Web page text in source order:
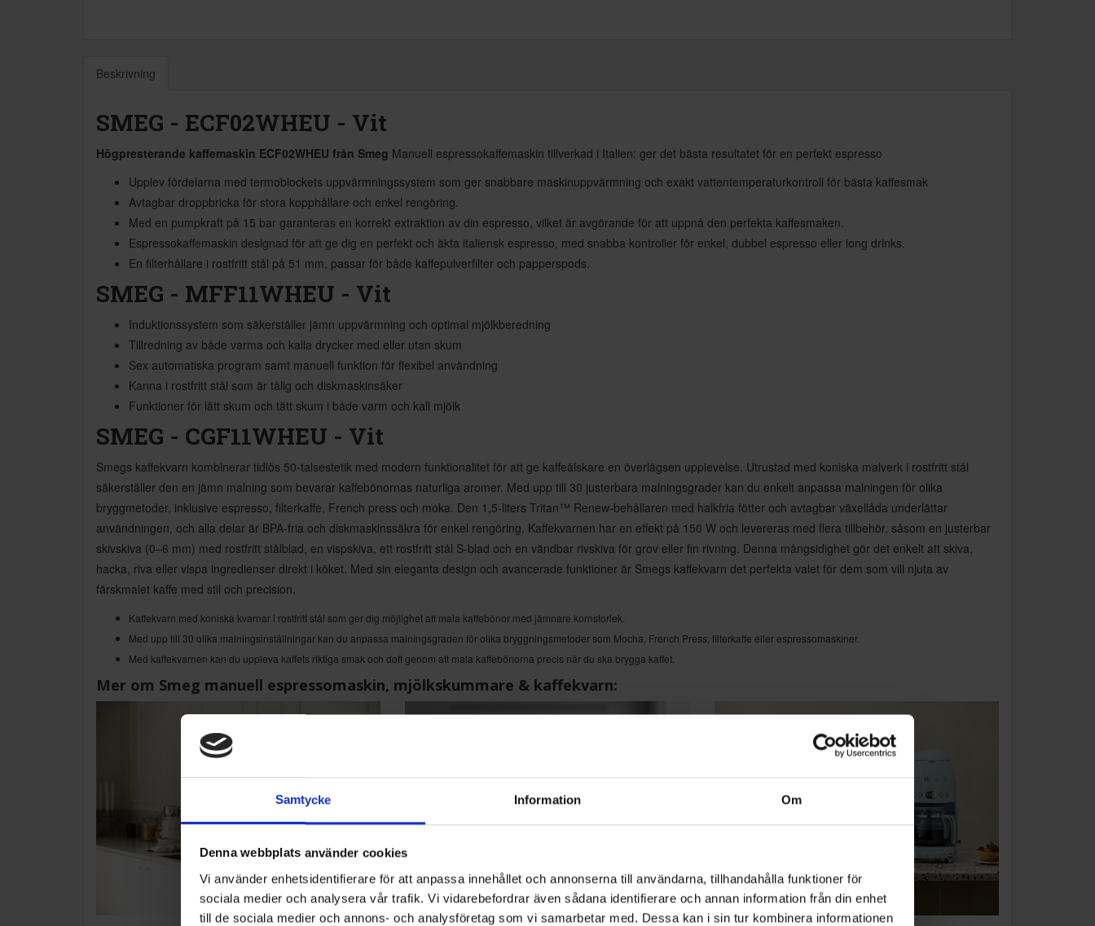
Samtycke Information Om
Denna webbplats använder cookies
Vi använder enhetsidentifierare för att anpassa innehållet och annonserna till användarna, tillhandahålla funktioner för
sociala medier och analysera vår trafik. Vi vidarebefordrar även sådana identifierare och annan information från din enhet
till de sociala medier och annons- och analysföretag som vi samarbetar med. Dessa kan i sin tur kombinera informationen
Beskrivning
SMEG - ECF02WHEU - Vit
Högpresterande kaffemaskin ECF02WHEU från Smeg Manuell espressokaffemaskin tillverkad i Italien: ger det bästa resultatet för en perfekt espresso
Upplev fördelarna med termoblockets uppvärmningssystem som ger snabbare maskinuppvärmning och exakt vattentemperaturkontroll för bästa kaffesmak
Avtagbar droppbricka för stora kopphållare och enkel rengöring.
Med en pumpkraft på 15 bar garanteras en korrekt extraktion av din espresso, vilket är avgörande för att uppnå den perfekta kaffesmaken.
Espressokaffemaskin designad för att ge dig en perfekt och äkta italiensk espresso, med snabba kontroller för enkel, dubbel espresso eller long drinks.
En filterhållare i rostfritt stål på 51 mm, passar för både kaffepulverfilter och papperspods.
SMEG - MFF11WHEU - Vit
Induktionssystem som säkerställer jämn uppvärmning och optimal mjölkberedning
Tillredning av både varma och kalla drycker med eller utan skum
Sex automatiska program samt manuell funktion för flexibel användning
Kanna i rostfritt stål som är tålig och diskmaskinsäker
Funktioner för lätt skum och tätt skum i både varm och kall mjölk
SMEG - CGF11WHEU - Vit
Smegs kaffekvarn kombinerar tidlös 50-talsestetik med modern funktionalitet för att ge kaffeälskare en överlägsen upplevelse. Utrustad med koniska malverk i rostfritt stål
säkerställer den en jämn malning som bevarar kaffebönornas naturliga aromer. Med upp till 30 justerbara malningsgrader kan du enkelt anpassa malningen för olika
bryggmetoder, inklusive espresso, filterkaffe, French press och moka. Den 1,5-liters Tritan™ Renew-behållaren med halkfria fötter och avtagbar växellåda underlättar
användningen, och alla delar är BPA-fria och diskmaskinssäkra för enkel rengöring. Kaffekvarnen har en effekt på 150 W och levereras med flera tillbehör, såsom en justerbar
skivskiva (0–6 mm) med rostfritt stålblad, en vispskiva, ett rostfritt stål S-blad och en vändbar rivskiva för grov eller fin rivning. Denna mångsidighet gör det enkelt att skiva,
hacka, riva eller vispa ingredienser direkt i köket. Med sin eleganta design och avancerade funktioner är Smegs kaffekvarn det perfekta valet för dem som vill njuta av
färskmalet kaffe med stil och precision.
Kaffekvarn med koniska kvarnar i rostfritt stål som ger dig möjlighet att mala kaffebönor med jämnare kornstorlek.
Med upp till 30 olika malningsinställningar kan du anpassa malningsgraden för olika bryggningsmetoder som Mocha, French Press, filterkaffe eller espressomaskiner.
Med kaffekvarnen kan du uppleva kaffets riktiga smak och doft genom att mala kaffebönorna precis när du ska brygga kaffet.
Mer om Smeg manuell espressomaskin, mjölkskummare & kaffekvarn: